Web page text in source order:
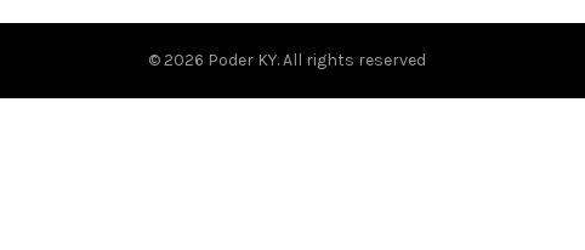
© 2026 Poder KY. All rights reserved